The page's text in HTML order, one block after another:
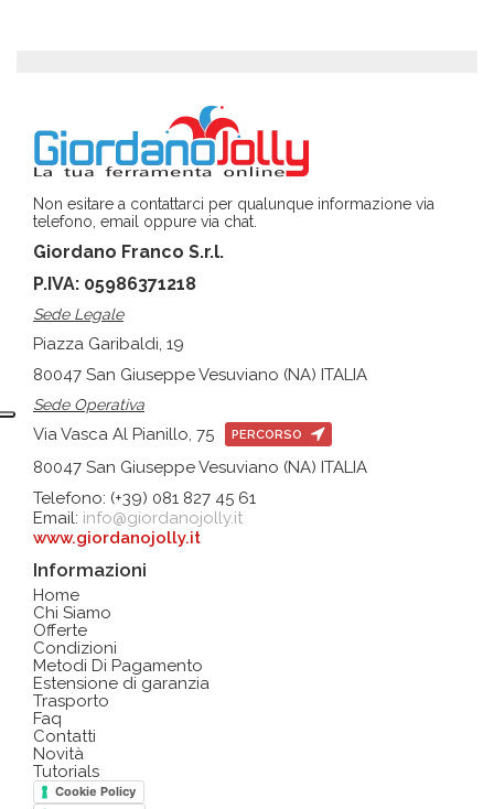
Non esitare a contattarci per qualunque informazione via
telefono, email oppure via chat.
Giordano Franco S.r.l.
P.IVA: 05986371218
Sede Legale
Piazza Garibaldi, 19
80047 San Giuseppe Vesuviano (NA) ITALIA
Sede Operativa
Via Vasca Al Pianillo, 75 PERCORSO
80047 San Giuseppe Vesuviano (NA) ITALIA
Telefono: (+39) 081 827 45 61
Email: info@giordanojolly.it
www.giordanojolly.it
Informazioni
Home
Chi Siamo
Offerte
Condizioni
Metodi Di Pagamento
Estensione di garanzia
Trasporto
Faq
Contatti
Novità
Tutorials
Cookie Policy